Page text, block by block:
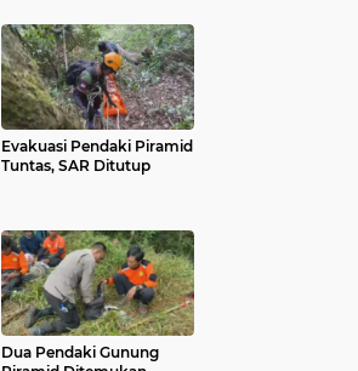
Evakuasi Pendaki Piramid
Tuntas, SAR Ditutup
Dua Pendaki Gunung